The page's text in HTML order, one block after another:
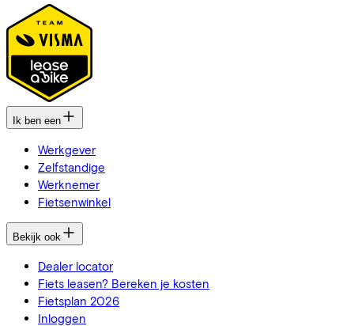
Ik ben een
Werkgever
Zelfstandige
Werknemer
Fietsenwinkel
Bekijk ook
Dealer locator
Fiets leasen? Bereken je kosten
Fietsplan 2026
Inloggen